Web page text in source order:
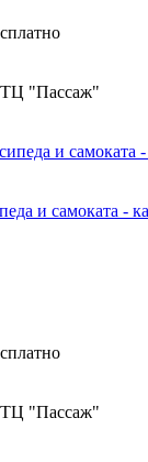
ТЦ "Пассаж"
и самоката -
ТЦ "Пассаж"